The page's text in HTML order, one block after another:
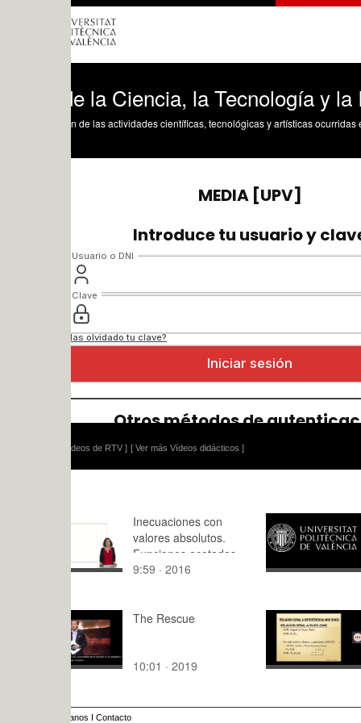
la Ciencia, la Tecnología y la
de las actividades científicas, tecnológicas y artísticas ocurridas en los tres
[ Ver más Vídeos didácticos ]
Inecuaciones con
valores absolutos.
Funciones acotadas
superiormente
9:59 · 2016 10:,2 ·
The Rescue
10:01 · 2019
CÁLCULO
MÁS
7:19 · 2021